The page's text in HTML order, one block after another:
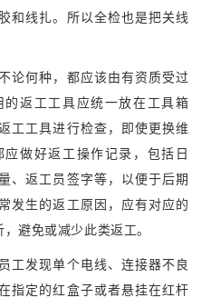
和线扎。所以全检也是把关线
论何种，都应该由有资质受过
返工工具应统一放在工具箱
工工具进行检查，即使更换维
做好返工操作记录，包括日
、返工员签字等，以便于后期
发生的返工原因，应有对应的
避免或减少此类返工。
工发现单个电线、连接器不良
指定的红盒子或者悬挂在红杆